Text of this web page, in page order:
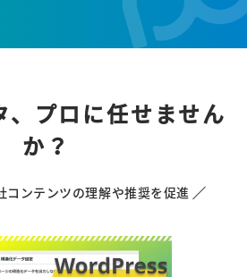
、プロに任せません
か？
コンテンツの理解や推奨を促進